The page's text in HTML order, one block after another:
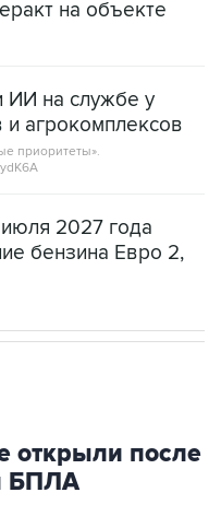
на объекте
ИИ на службе у
агрокомплексов
приоритеты».
2027 года
бензина Евро 2,
открыли после
БПЛА